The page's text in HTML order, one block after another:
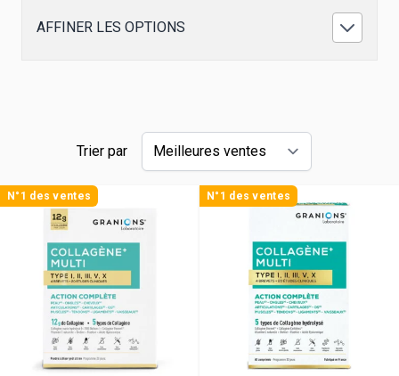
AFFINER LES OPTIONS
Trier par
N°1 des ventes N°1 des ventes